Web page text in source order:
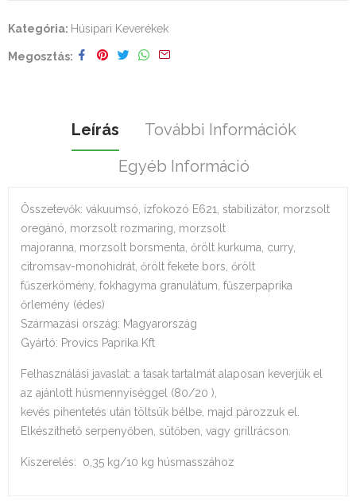
Kategória: Húsipari Keverékek
Megosztás
Leírás
További Információk
Egyéb Információ
Összetevők: vákuumsó, ízfokozó E621, stabilizátor, morzsolt
oregánó, morzsolt rozmaring, morzsolt
majoranna, morzsolt borsmenta, őrölt kurkuma, curry,
citromsav-monohidrát, őrölt fekete bors, őrölt
fűszerkömény, fokhagyma granulátum, fűszerpaprika
őrlemény (édes)
Származási ország: Magyarország
Gyártó: Provics Paprika Kft
Felhasználási javaslat: a tasak tartalmát alaposan keverjük el
az ajánlott húsmennyiséggel (80/20 ),
kevés pihentetés után töltsük bélbe, majd pározzuk el.
Elkészíthető serpenyőben, sütőben, vagy grillrácson.
Kiszerelés: 0,35 kg/10 kg húsmasszához